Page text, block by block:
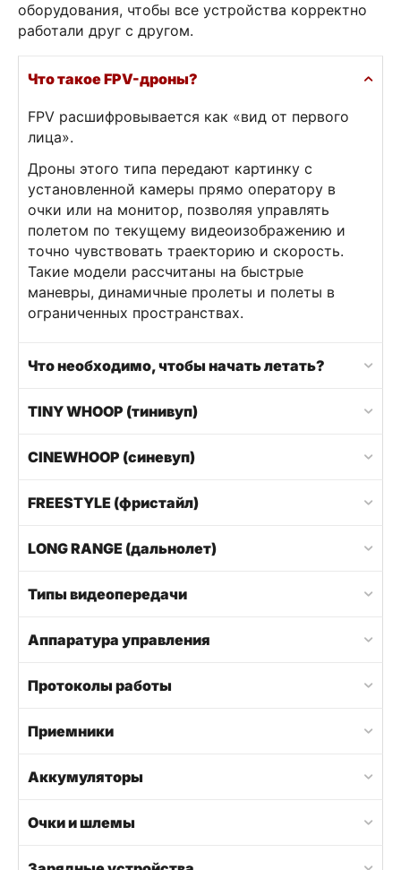
оборудования, чтобы все устройства корректно
работали друг с другом.
Что такое FPV-дроны?
FPV расшифровывается как «вид от первого
лица».
Дроны этого типа передают картинку с
установленной камеры прямо оператору в
очки или на монитор, позволяя управлять
полетом по текущему видеоизображению и
точно чувствовать траекторию и скорость.
Такие модели рассчитаны на быстрые
маневры, динамичные пролеты и полеты в
ограниченных пространствах.
Что необходимо, чтобы начать летать?
TINY WHOOP (тинивуп)
CINEWHOOP (синевуп)
FREESTYLE (фристайл)
LONG RANGE (дальнолет)
Типы видеопередачи
Аппаратура управления
Протоколы работы
Приемники
Аккумуляторы
Очки и шлемы